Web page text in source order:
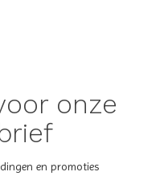
onze
en promoties